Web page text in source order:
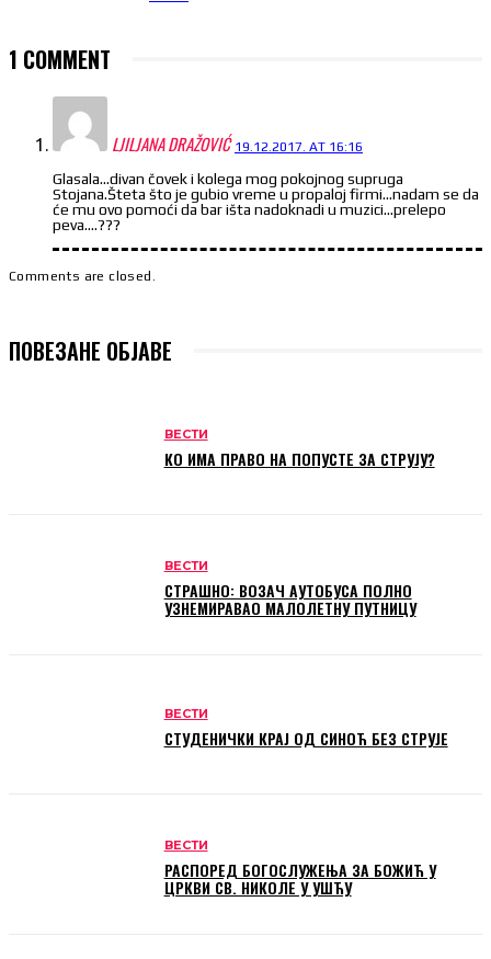
1 COMMENT
LJILJANA DRAŽOVIĆ 19.12.2017. AT 16:16
Glasala…divan čovek i kolega mog pokojnog supruga
Stojana.Šteta što je gubio vreme u propaloj firmi…nadam se da
će mu ovo pomoći da bar išta nadoknadi u muzici…prelepo
peva….???
Comments are closed.
ПОВЕЗАНЕ ОБЈАВЕ
ВЕСТИ
КО ИМА ПРАВО НА ПОПУСТЕ ЗА СТРУЈУ?
ВЕСТИ
СТРАШНО: ВОЗАЧ АУТОБУСА ПОЛНО
УЗНЕМИРАВАО МАЛОЛЕТНУ ПУТНИЦУ
ВЕСТИ
СТУДЕНИЧКИ КРАЈ ОД СИНОЋ БЕЗ СТРУЈЕ
ВЕСТИ
РАСПОРЕД БОГОСЛУЖЕЊА ЗА БОЖИЋ У
ЦРКВИ СВ. НИКОЛЕ У УШЋУ